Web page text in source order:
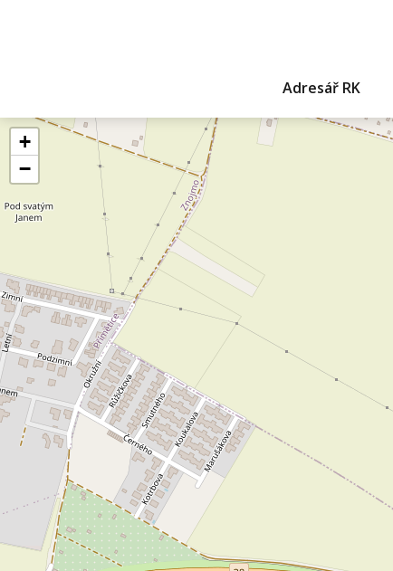
Adresář RK
+
−